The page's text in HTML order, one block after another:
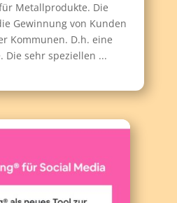
Metallprodukte. Die
Gewinnung von Kunden
Kommunen. D.h. eine
Die sehr speziellen ...